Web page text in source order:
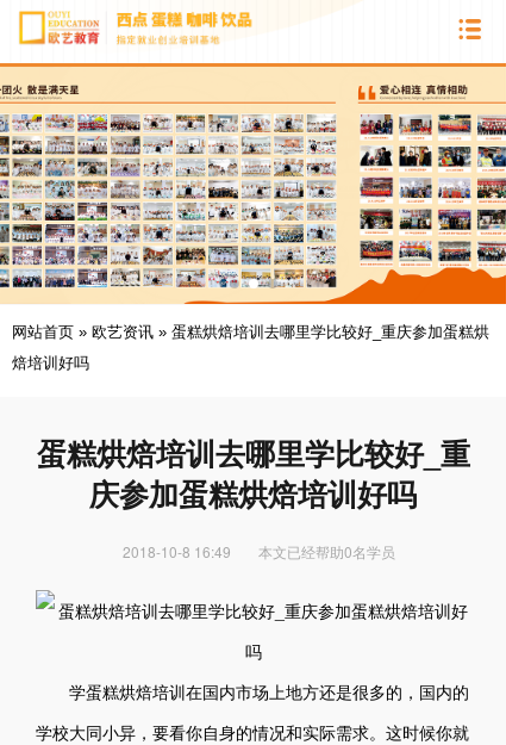
网站首页 » 欧艺资讯 » 蛋糕烘焙培训去哪里学比较好_重庆参加蛋糕烘
焙培训好吗
蛋糕烘焙培训去哪里学比较好_重
庆参加蛋糕烘焙培训好吗
2018-10-8 16:49 本文已经帮助0名学员
学蛋糕烘焙培训在国内市场上地方还是很多的，国内的
学校大同小异，要看你自身的情况和实际需求。这时候你就